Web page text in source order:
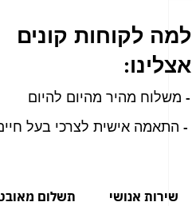
למה לקוחות קונים
אצלינו:
- משלוח מהיר מהיום להיום
- התאמה אישית לצרכי בעל
תשלום
שירות אנושי